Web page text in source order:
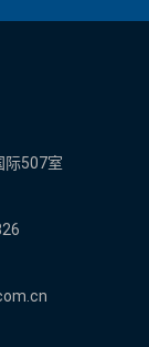
际507室